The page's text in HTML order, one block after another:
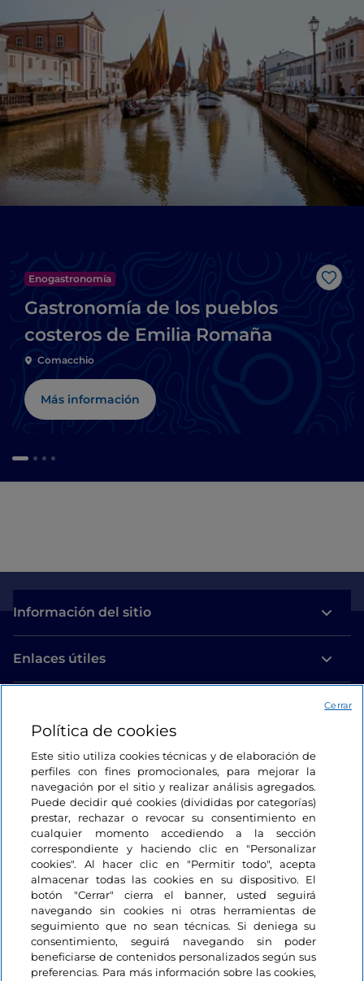
Me
Enogastronomía
Gastronomía de los pueblos
costeros de Emilia Romaña
Comacchio
Más información
Información del sitio
Enlaces útiles
Estamos en contacto
Política de cookies
Este sitio utiliza cookies técnicas y de elaboración de
perfiles con fines promocionales, para mejorar la
navegación por el sitio y realizar análisis agregados.
Puede decidir qué cookies (divididas por categorías)
prestar, rechazar o revocar su consentimiento en
cualquier momento accediendo a la sección
correspondiente y haciendo clic en "Personalizar
cookies". Al hacer clic en "Permitir todo", acepta
almacenar todas las cookies en su dispositivo. El
botón "Cerrar" cierra el banner, usted seguirá
navegando sin cookies ni otras herramientas de
seguimiento que no sean técnicas. Si deniega su
consentimiento, seguirá navegando sin poder
beneficiarse de contenidos personalizados según sus
preferencias. Para más información sobre las cookies,
Cerrar